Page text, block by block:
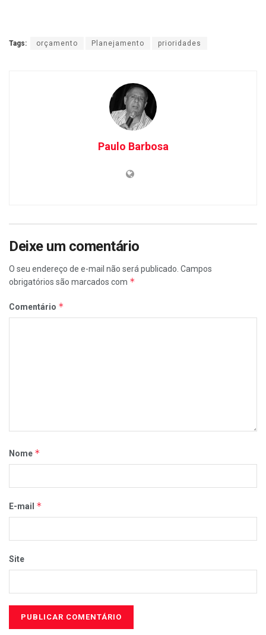
Tags: orçamento Planejamento prioridades
Paulo Barbosa
Deixe um comentário
O seu endereço de e-mail não será publicado. Campos
obrigatórios são marcados com *
Comentário *
Nome *
E-mail *
Site